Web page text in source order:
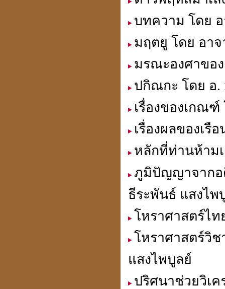
บทความ โดย
มฤตยู โดย อา
มรณะองศาของ
ปกิณกะ โดย อ.
เรื่องของเกณฑ์
เรื่องผลของเรื
หลักที่ท่านห้าม
ภูมิปัญญาจากอ
ธีระพันธ์ แสงไพ
โหราศาสตร์ไ
โหราศาสตร์วิ
แสงไพบูลย์
ปริศนาช่วยวิเค